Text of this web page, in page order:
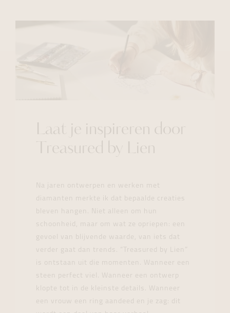
Laat je inspireren door
Treasured by Lien
Na jaren ontwerpen en werken met
diamanten merkte ik dat bepaalde creaties
bleven hangen. Niet alleen om hun
schoonheid, maar om wat ze opriepen: een
gevoel van blijvende waarde, van iets dat
verder gaat dan trends. “Treasured by Lien”
is ontstaan uit die momenten. Wanneer een
steen perfect viel. Wanneer een ontwerp
klopte tot in de kleinste details. Wanneer
een vrouw een ring aandeed en je zag: dit